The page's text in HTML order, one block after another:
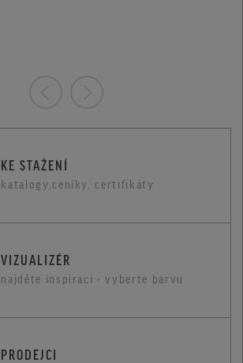
KE STAŽENÍ
katalogy,ceníky, certifikáty
VIZUALIZÉR
najděte inspiraci - vyberte barvu
PRODEJCI